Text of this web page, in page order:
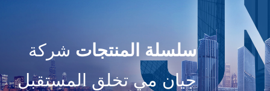
سلسلة المنتجات شركة
جيان مي تخلق المستقبل